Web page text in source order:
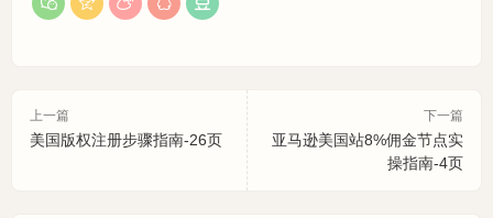
上一篇
美国版权注册步骤指南-26页
下一篇
亚马逊美国站8%佣金节点实
操指南-4页